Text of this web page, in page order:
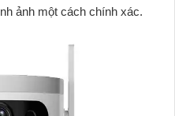
ảnh một cách chính xác.